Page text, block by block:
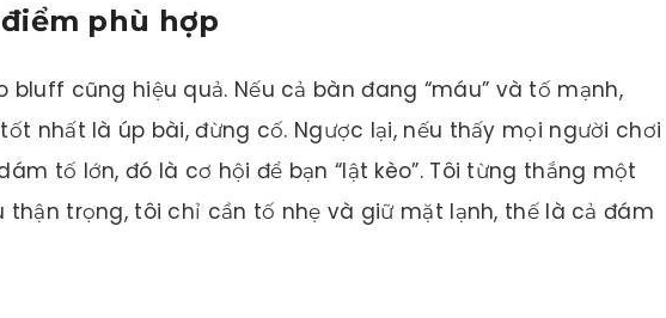
phù hợp
bluff cũng hiệu quả. Nếu cả bàn đang “máu” và tố mạnh,
nhất là úp bài, đừng cố. Ngược lại, nếu thấy mọi người chơi
tố lớn, đó là cơ hội để bạn “lật kèo”. Tôi từng thắng một
thận trọng, tôi chỉ cần tố nhẹ và giữ mặt lạnh, thế là cả đám